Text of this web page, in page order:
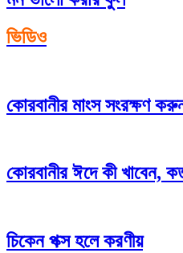
ভিডিও
কোরবানীর মাংস সংরক্ষণ
কোরবানীর ঈদে কী খাবেন,
চিকেন পক্স হলে করণীয়